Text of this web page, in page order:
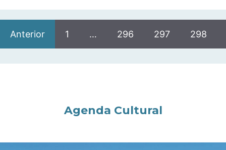
Anterior 1 … 296 297 298
Agenda Cultural